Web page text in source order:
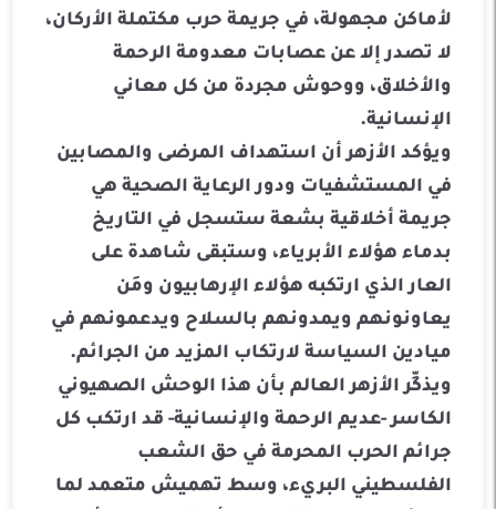
لأماكن مجهولة، في جريمة حرب مكتملة الأركان،
لا تصدر إلا عن عصابات معدومة الرحمة
والأخلاق، ووحوش مجردة من كل معاني
الإنسانية.
ويؤكد الأزهر أن استهداف المرضى والمصابين
في المستشفيات ودور الرعاية الصحية هي
جريمة أخلاقية بشعة ستسجل في التاريخ
بدماء هؤلاء الأبرياء، وستبقى شاهدة على
العار الذي ارتكبه هؤلاء الإرهابيون ومَن
يعاونونهم ويمدونهم بالسلاح ويدعمونهم في
ميادين السياسة لارتكاب المزيد من الجرائم.
ويذكِّر الأزهر العالم بأن هذا الوحش الصهيوني
الكاسر -عديم الرحمة والإنسانية- قد ارتكب كل
جرائم الحرب المحرمة في حق الشعب
الفلسطيني البريء، وسط تهميش متعمد لما